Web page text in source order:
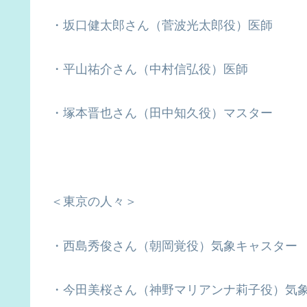
・坂口健太郎さん（菅波光太郎役）医師
・平山祐介さん（中村信弘役）医師
・塚本晋也さん（田中知久役）マスター
＜東京の人々＞
・西島秀俊さん（朝岡覚役）気象キャスター
・今田美桜さん（神野マリアンナ莉子役）気